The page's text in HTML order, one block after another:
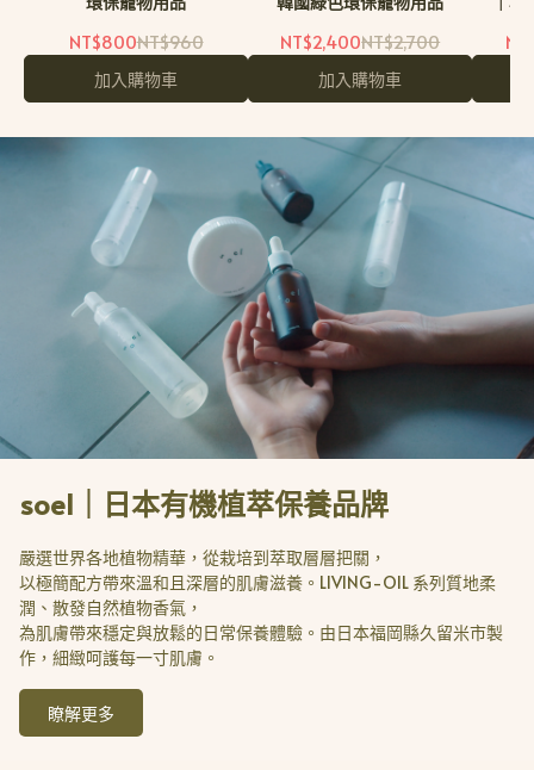
NT$800NT$960
加入購物車
NT$2,400NT$2,700
加入購物車
soel｜日本有機植萃保養品牌
嚴選世界各地植物精華，從栽培到萃取層層把關，
以極簡配方帶來溫和且深層的肌膚滋養。LIVING-OIL 系列質地柔
潤、散發自然植物香氣，
為肌膚帶來穩定與放鬆的日常保養體驗。由日本福岡縣久留米市製
作，細緻呵護每一寸肌膚。
瞭解更多